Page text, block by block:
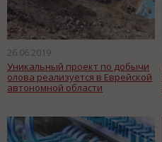
26.06.2019
Уникальный проект по добычи
олова реализуется в Еврейской
автономной области